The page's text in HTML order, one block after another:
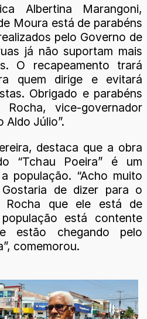
Albertina Marangoni,
Moura está de parabéns
pelo Governo de
já não suportam mais
O recapeamento trará
quem dirige e evitará
Obrigado e parabéns
vice-governador
Aldo Júlio”.
destaca que a obra
“Tchau Poeira” é um
população. “Acho muito
de dizer para o
Rocha que ele está de
está contente
estão chegando pelo
comemorou.